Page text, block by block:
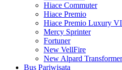
Hiace Commuter
Hiace Premio
Hiace Premio Luxury
Mercy Sprinter
Fortuner
New VellFire
New Alpard Transformer
Bus Pariwisata